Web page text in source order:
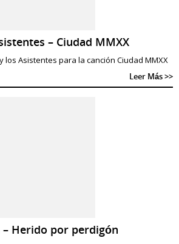
– Ciudad MMXX
los Asistentes para la canción Ciudad MMXX
Leer Más >>
Herido por perdigón